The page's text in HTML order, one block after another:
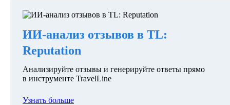
ИИ-анализ отзывов в TL:
Reputation
Анализируйте отзывы и генерируйте ответы прямо
в инструменте TravelLine
Узнать больше